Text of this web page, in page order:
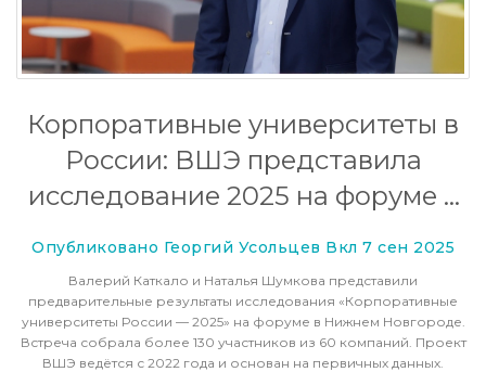
Корпоративные университеты в
России: ВШЭ представила
исследование 2025 на форуме в
Опубликовано Георгий Усольцев Вкл 7 сен 2025
Валерий Каткало и Наталья Шумкова представили
предварительные результаты исследования «Корпоративные
университеты России — 2025» на форуме в Нижнем Новгороде.
Встреча собрала более 130 участников из 60 компаний. Проект
ВШЭ ведётся с 2022 года и основан на первичных данных.